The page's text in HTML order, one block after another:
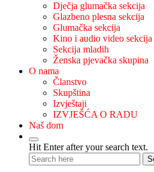
Dječja glumačka sekcija
Glazbeno plesna sekcija
Glumačka sekcija
Kino i audio video sekcija
Sekcija mladih
Ženska pjevačka skupina
O nama
Članstvo
Skupština
Izvještaji
IZVJEŠĆA O RADU
Naš dom
Hit Enter after your search text.